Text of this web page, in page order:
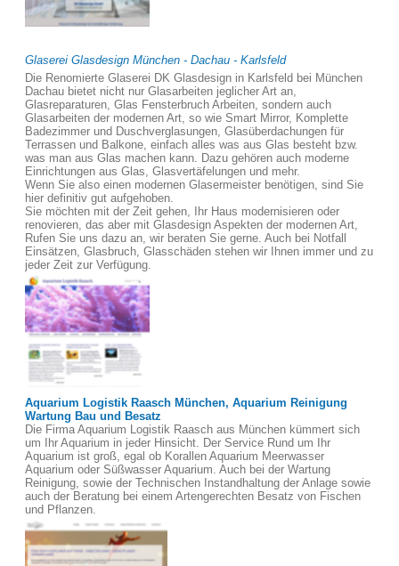
Glaserei Glasdesign München - Dachau - Karlsfeld
Die Renomierte Glaserei DK Glasdesign in Karlsfeld bei München
Dachau bietet nicht nur Glasarbeiten jeglicher Art an,
Glasreparaturen, Glas Fensterbruch Arbeiten, sondern auch
Glasarbeiten der modernen Art, so wie Smart Mirror, Komplette
Badezimmer und Duschverglasungen, Glasüberdachungen für
Terrassen und Balkone, einfach alles was aus Glas besteht bzw.
was man aus Glas machen kann. Dazu gehören auch moderne
Einrichtungen aus Glas, Glasvertäfelungen und mehr.
Wenn Sie also einen modernen Glasermeister benötigen, sind Sie
hier definitiv gut aufgehoben.
Sie möchten mit der Zeit gehen, Ihr Haus modernisieren oder
renovieren, das aber mit Glasdesign Aspekten der modernen Art,
Rufen Sie uns dazu an, wir beraten Sie gerne. Auch bei Notfall
Einsätzen, Glasbruch, Glasschäden stehen wir Ihnen immer und zu
jeder Zeit zur Verfügung.
Aquarium Logistik Raasch München, Aquarium Reinigung
Wartung Bau und Besatz
Die Firma Aquarium Logistik Raasch aus München kümmert sich
um Ihr Aquarium in jeder Hinsicht. Der Service Rund um Ihr
Aquarium ist groß, egal ob Korallen Aquarium Meerwasser
Aquarium oder Süßwasser Aquarium. Auch bei der Wartung
Reinigung, sowie der Technischen Instandhaltung der Anlage sowie
auch der Beratung bei einem Artengerechten Besatz von Fischen
und Pflanzen.